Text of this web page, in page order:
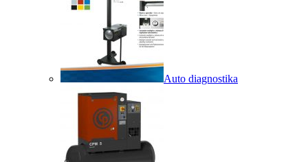
Auto diagnostika